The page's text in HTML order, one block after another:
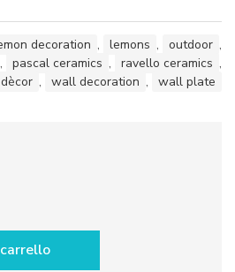
decoration , lemons , outdoor ,
, pascal ceramics , ravello ceramics ,
, wall decoration , wall plate